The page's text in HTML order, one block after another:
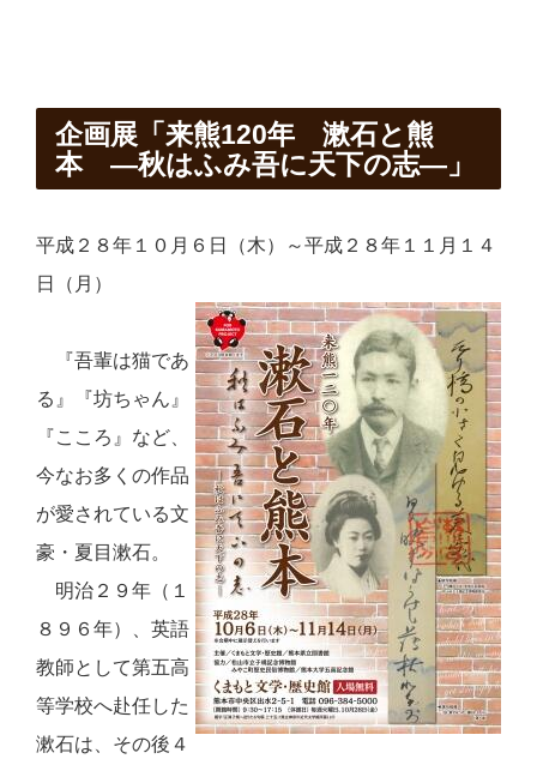
企画展「来熊120年 漱石と熊
本 ―秋はふみ吾に天下の志―」
平成２８年１０月６日（木）～平成２８年１１月１４
日（月）
『吾輩は猫であ
る』『坊ちゃん』
『こころ』など、
今なお多くの作品
が愛されている文
豪・夏目漱石。
明治２９年（１
８９６年）、英語
教師として第五高
等学校へ赴任した
漱石は、その後４